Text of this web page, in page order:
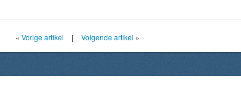
« Vorige artikel | Volgende artikel »